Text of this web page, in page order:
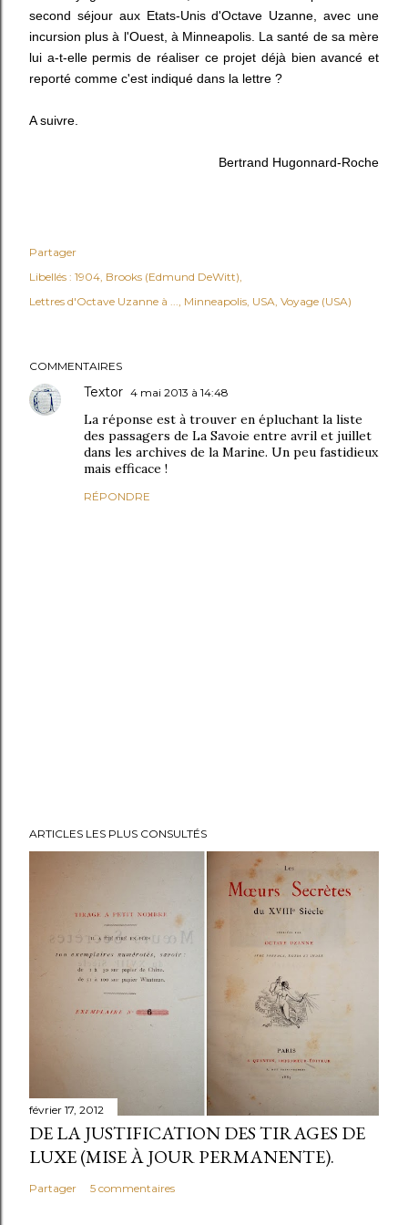
second séjour aux Etats-Unis d'Octave Uzanne, avec une
incursion plus à l'Ouest, à Minneapolis. La santé de sa mère
lui a-t-elle permis de réaliser ce projet déjà bien avancé et
reporté comme c'est indiqué dans la lettre ?
A suivre.
Bertrand Hugonnard-Roche
Partager
Libellés : 1904 Brooks (Edmund DeWitt)
Lettres d'Octave Uzanne à ... Minneapolis USA Voyage (USA)
COMMENTAIRES
Textor 4 mai 2013 à 14:48
La réponse est à trouver en épluchant la liste
des passagers de La Savoie entre avril et juillet
dans les archives de la Marine. Un peu fastidieux
mais efficace !
RÉPONDRE
n
s
n
c
o
m
ARTICLES LES PLUS CONSULTÉS
février 17, 2012
DE LA JUSTIFICATION DES TIRAGES DE
LUXE (MISE À JOUR PERMANENTE).
Partager 5 commentaires